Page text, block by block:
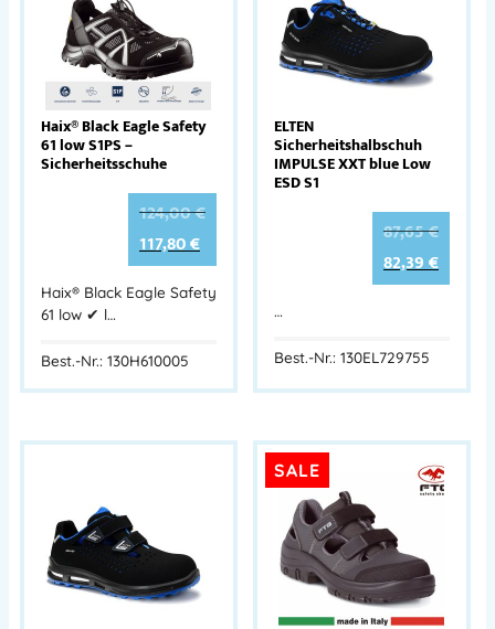
Haix® Black Eagle Safety
61 low S1PS –
Sicherheitsschuhe
124,00€
117,80€
Haix® Black Eagle Safety
61 low ✔ l…
Best.-Nr.: 130H610005
ELTEN
Sicherheitshalbschuh
IMPULSE XXT blue Low
ESD S1
87,65€
82,39€
…
Best.-Nr.: 130EL729755
SALE